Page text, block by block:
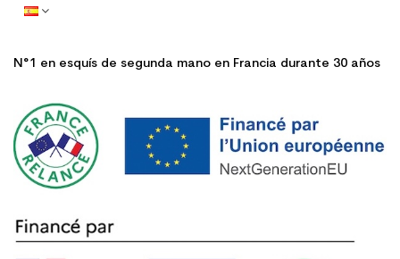
N°1 en esquís de segunda mano en Francia durante 30 años